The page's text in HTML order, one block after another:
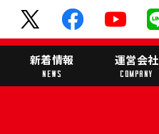
新着情報
NEWS
運営会社
COMPANY